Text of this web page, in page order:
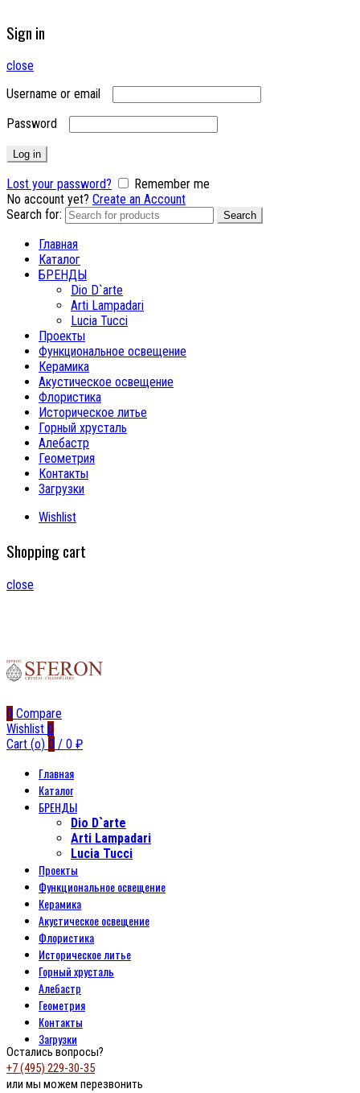
Sign in
close
Username or email
Password
Log in
Lost your password?
Remember me
No account yet? Create an Account
Search for:
Search
Главная
Каталог
БРЕНДЫ
Dio D`arte
Arti Lampadari
Lucia Tucci
Проекты
Функциональное освещение
Керамика
Акустическое освещение
Флористика
Историческое литье
Горный хрусталь
Алебастр
Геометрия
Контакты
Загрузки
Wishlist
Shopping cart
close
0 Compare
Wishlist 0
Cart (o) 0 / 0 ₽
Главная
Каталог
БРЕНДЫ
Dio D`arte
Arti Lampadari
Lucia Tucci
Проекты
Функциональное освещение
Керамика
Акустическое освещение
Флористика
Историческое литье
Горный хрусталь
Алебастр
Геометрия
Контакты
Загрузки
Остались вопросы?
+7 (495) 229-30-35
или мы можем перезвонить